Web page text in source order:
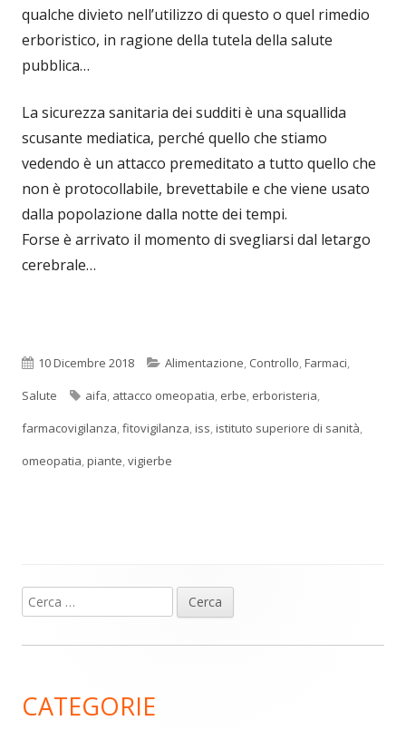
qualche divieto nell’utilizzo di questo o quel rimedio
erboristico, in ragione della tutela della salute
pubblica…
La sicurezza sanitaria dei sudditi è una squallida
scusante mediatica, perché quello che stiamo
vedendo è un attacco premeditato a tutto quello che
non è protocollabile, brevettabile e che viene usato
dalla popolazione dalla notte dei tempi.
Forse è arrivato il momento di svegliarsi dal letargo
cerebrale…
Pubblicato
10 Dicembre 2018 Categorie
Alimentazione, Controllo,Farmaci,
Salute
Tag
aifa, attacco omeopatia, erbe, erboristeria,
farmacovigilanza,fitovigilanza,iss,istituto superiore di sanità,
omeopatia,piante,vigierbe
Barra
laterale
Ricerca
per:
CATEGORIE